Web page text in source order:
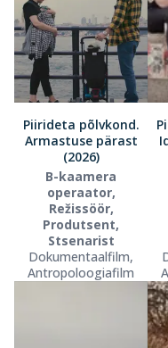
Piirideta põlvkond.
Armastuse pärast
(2026)
B-kaamera
operaator,
Režissöör,
Produtsent,
Stsenarist
Dokumentaalfilm,
Antropoloogiafilm